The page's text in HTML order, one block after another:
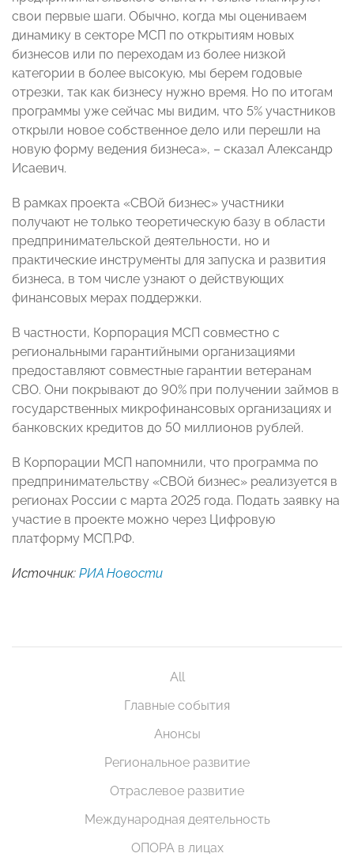
свои первые шаги. Обычно, когда мы оцениваем
динамику в секторе МСП по открытиям новых
бизнесов или по переходам из более низкой
категории в более высокую, мы берем годовые
отрезки, так как бизнесу нужно время. Но по итогам
программы уже сейчас мы видим, что 5% участников
открыли новое собственное дело или перешли на
новую форму ведения бизнеса», – сказал Александр
Исаевич.
В рамках проекта «СВОй бизнес» участники
получают не только теоретическую базу в области
предпринимательской деятельности, но и
практические инструменты для запуска и развития
бизнеса, в том числе узнают о действующих
финансовых мерах поддержки.
В частности, Корпорация МСП совместно с
региональными гарантийными организациями
предоставляют совместные гарантии ветеранам
СВО. Они покрывают до 90% при получении займов в
государственных микрофинансовых организациях и
банковских кредитов до 50 миллионов рублей.
В Корпорации МСП напомнили, что программа по
предпринимательству «СВОй бизнес» реализуется в
регионах России с марта 2025 года. Подать заявку на
участие в проекте можно через Цифровую
платформу МСП.РФ.
Источник: РИА Новости
All
Главные события
Анонсы
Региональное развитие
Отраслевое развитие
Международная деятельность
ОПОРА в лицах